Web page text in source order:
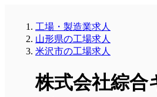
工場・製造業求人
山形県の工場求人
米沢市の工場求人
株式会社綜合